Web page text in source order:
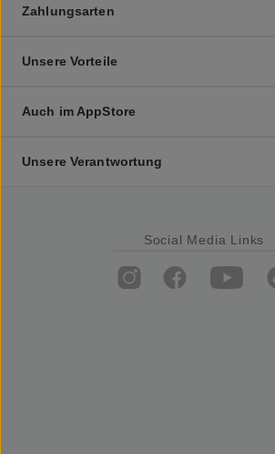
Zahlungsarten
Unsere Vorteile
Auch im AppStore
Unsere Verantwortung
Social Media Links